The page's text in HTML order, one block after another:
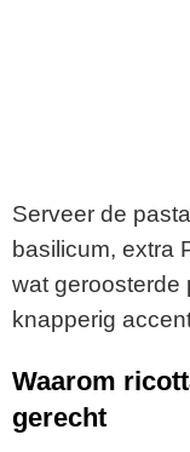
Serveer de
basilicum, extra
wat geroosterde
knapperig
Waarom
gerecht